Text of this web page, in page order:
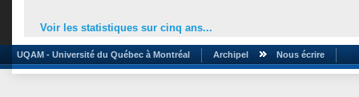
Voir les statistiques sur cinq ans...
UQAM - Université du Québec à Montréal Archipel Nous écrire